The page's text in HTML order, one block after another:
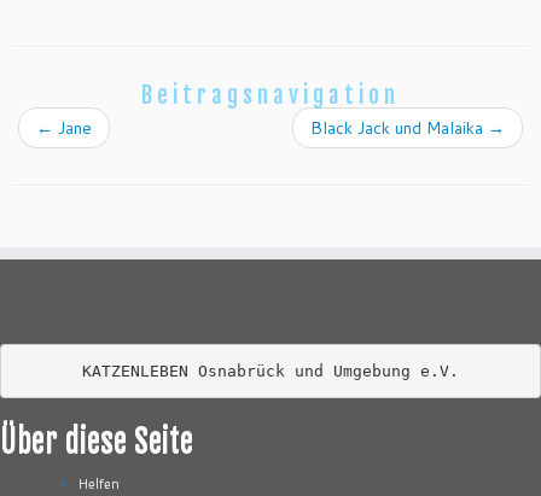
Beitragsnavigation
← Jane Black Jack und Malaika →
KATZENLEBEN Osnabrück und Umgebung e.V.
Über diese Seite
Helfen